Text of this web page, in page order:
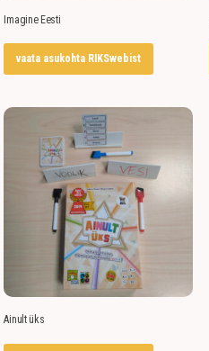
Imagine Eesti
vaata asukohta RIKSwebist
Ainult üks